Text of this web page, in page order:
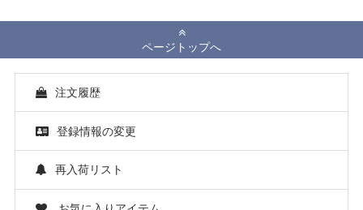
ページトップへ
注文履歴
登録情報の変更
再入荷リスト